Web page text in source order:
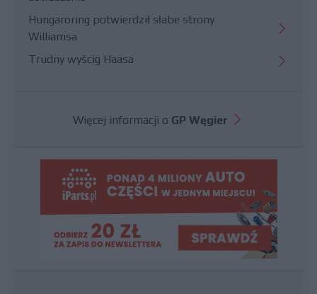
Hungaroring potwierdził słabe strony
Williamsa
Trudny wyścig Haasa
Więcej informacji o GP Węgier